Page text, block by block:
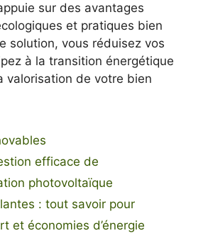
sur des avantages
et pratiques bien
solution, vous réduisez vos
à la transition énergétique
valorisation de votre bien
efficace de
photovoltaïque
: tout savoir pour
et économies d’énergie